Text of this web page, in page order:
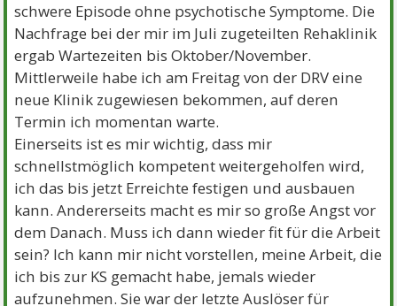
schwere Episode ohne psychotische Symptome. Die
Nachfrage bei der mir im Juli zugeteilten Rehaklinik
ergab Wartezeiten bis Oktober/November.
Mittlerweile habe ich am Freitag von der DRV eine
neue Klinik zugewiesen bekommen, auf deren
Termin ich momentan warte.
Einerseits ist es mir wichtig, dass mir
schnellstmöglich kompetent weitergeholfen wird,
ich das bis jetzt Erreichte festigen und ausbauen
kann. Andererseits macht es mir so große Angst vor
dem Danach. Muss ich dann wieder fit für die Arbeit
sein? Ich kann mir nicht vorstellen, meine Arbeit, die
ich bis zur KS gemacht habe, jemals wieder
aufzunehmen. Sie war der letzte Auslöser für